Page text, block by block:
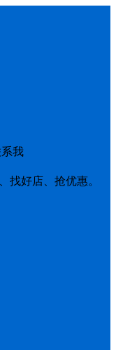
我
找好店、抢优惠。